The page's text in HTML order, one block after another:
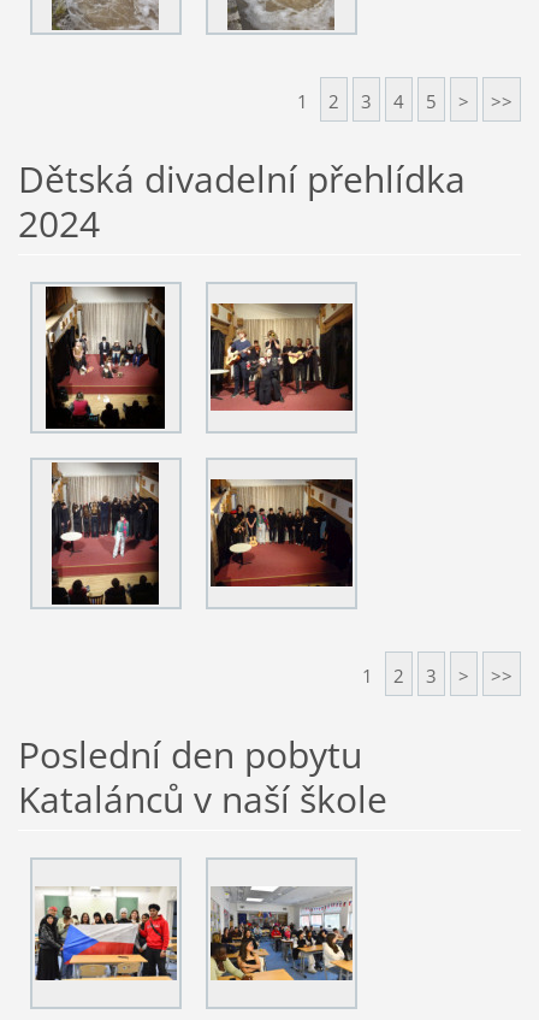
1 2 3 4 5 > >>
Dětská divadelní přehlídka
2024
1 2 3 > >>
Poslední den pobytu
Katalánců v naší škole